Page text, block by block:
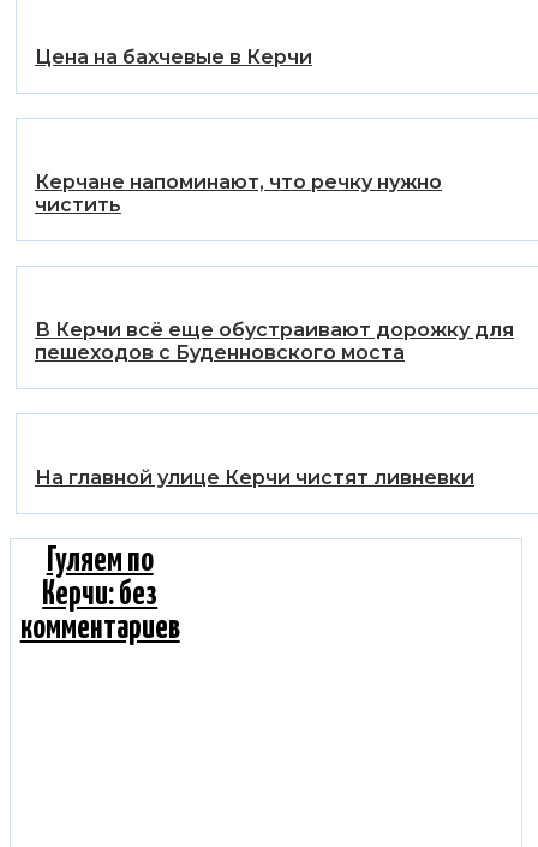
Цена на бахчевые в Керчи
Керчане напоминают, что речку нужно
чистить
В Керчи всё еще обустраивают дорожку для
пешеходов с Буденновского моста
На главной улице Керчи чистят ливневки
Гуляем по
Керчи: без
комментариев